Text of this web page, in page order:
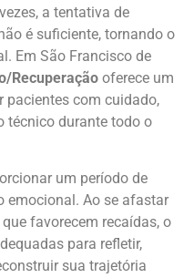
a tentativa de
é suficiente, tornando o
Em São Francisco de
Recuperação oferece um
pacientes com cuidado,
técnico durante todo o
um período de
emocional. Ao se afastar
favorecem recaídas, o
para refletir,
sua trajetória